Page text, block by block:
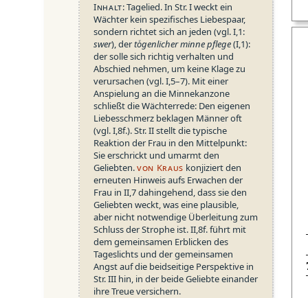
Inhalt: Tagelied. In Str. I weckt ein
Wächter kein spezifisches Liebespaar,
sondern richtet sich an jeden (vgl. I,1:
swer), dertoͮgenlicher minne pflege(I,1):
der solle sich richtig verhalten und
Abschied nehmen, um keine Klage zu
verursachen (vgl. I,5–7). Mit einer
Anspielung an die Minnekanzone
schließt die Wächterrede: Den eigenen
Liebesschmerz beklagen Männer oft
(vgl. I,8f.). Str. II stellt die typische
Reaktion der Frau in den Mittelpunkt:
Sie erschrickt und umarmt den
Geliebten.von Kraus konjiziert den
erneuten Hinweis aufs Erwachen der
Frau in II,7 dahingehend, dass sie den
Geliebten weckt, was eine plausible,
aber nicht notwendige Überleitung zum
Schluss der Strophe ist. II,8f. führt mit
dem gemeinsamen Erblicken des
Tageslichts und der gemeinsamen
Angst auf die beidseitige Perspektive in
Str. III hin, in der beide Geliebte einander
ihre Treue versichern.